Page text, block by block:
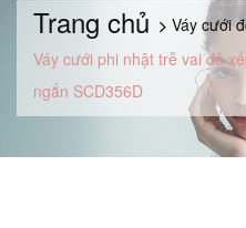
Trang chủ
Váy cưới
Váy cưới phi nhật trễ vai đỏ
ngắn SCD356D